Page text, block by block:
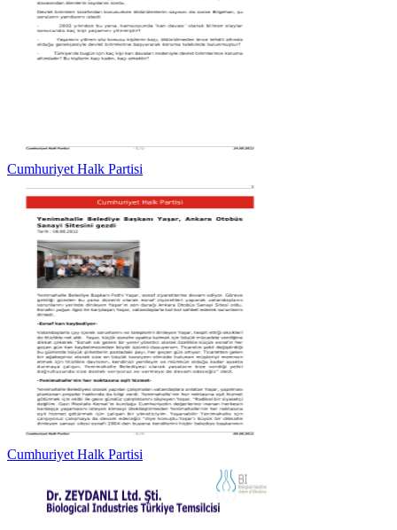
Cumhuriyet Halk Partisi
Cumhuriyet Halk Partisi